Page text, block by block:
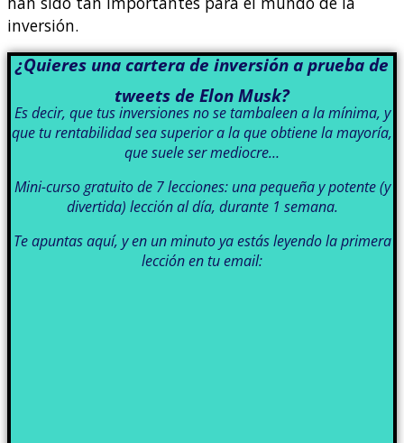
inversión.
¿Quieres una cartera de inversión a prueba de
tweets de Elon Musk?
Es decir, que tus inversiones no se tambaleen a la mínima, y
que tu rentabilidad sea superior a la que obtiene la mayoría,
que suele ser mediocre…
Mini-curso gratuito de 7 lecciones: una pequeña y potente (y
divertida) lección al día, durante 1 semana.
Te apuntas aquí, y en un minuto ya estás leyendo la primera
lección en tu email: